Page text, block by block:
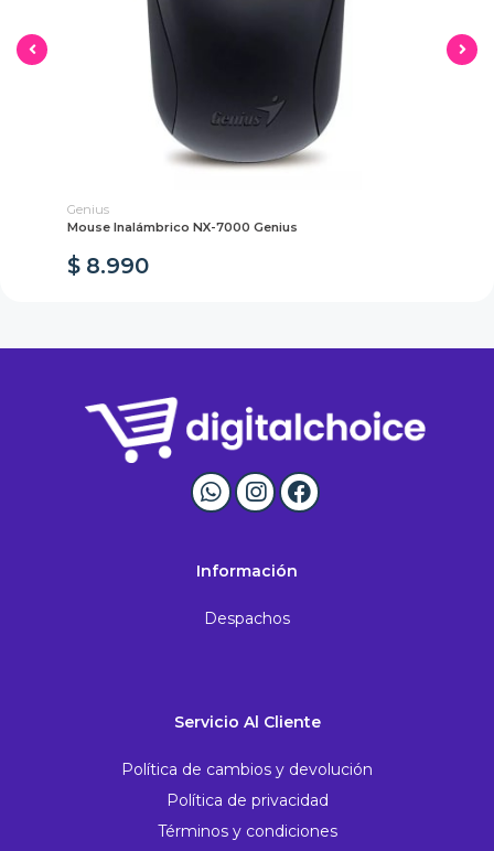
Genius
Mouse Inalámbrico NX-7000 Genius
$ 8.990
Información
Despachos
Servicio Al Cliente
Política de cambios y devolución
Política de privacidad
Términos y condiciones